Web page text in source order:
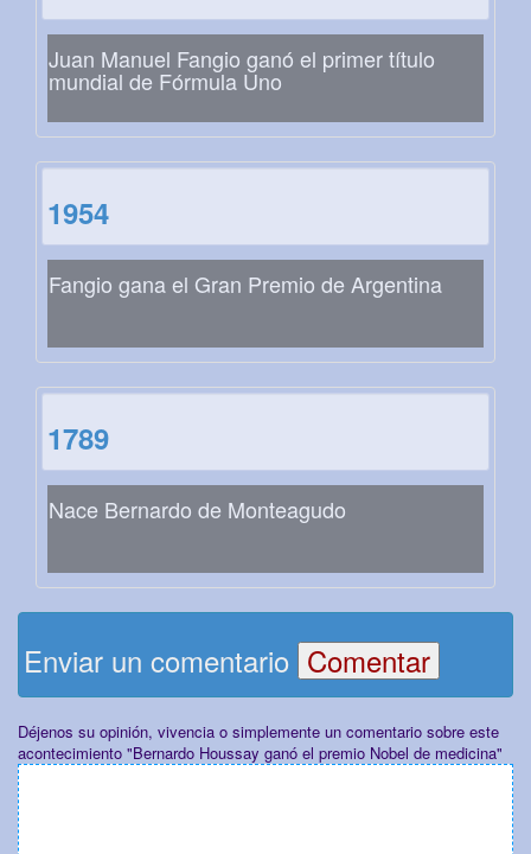
Juan Manuel Fangio ganó el primer título
mundial de Fórmula Uno
1954
Fangio gana el Gran Premio de Argentina
1789
Nace Bernardo de Monteagudo
Enviar un comentario
Déjenos su opinión, vivencia o simplemente un comentario sobre este
acontecimiento "Bernardo Houssay ganó el premio Nobel de medicina"